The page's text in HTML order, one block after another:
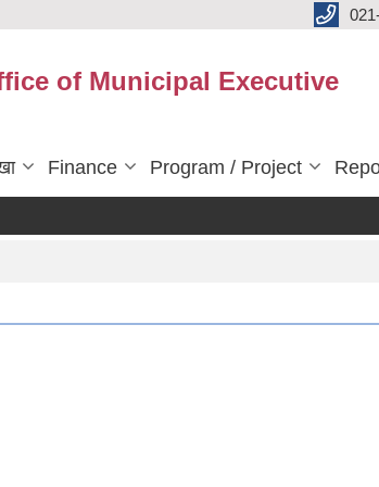
of Municipal Executive
Finance Program / Project